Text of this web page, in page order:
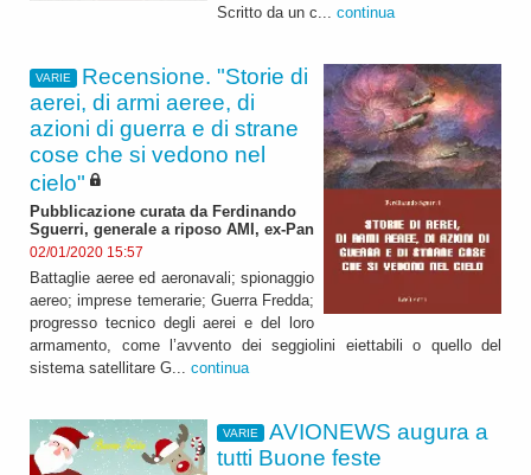
Scritto da un c... continua
VARIE
Recensione. "Storie di
aerei, di armi aeree, di
azioni di guerra e di strane
cose che si vedono nel
cielo"
Pubblicazione curata da Ferdinando
Sguerri, generale a riposo AMI, ex-Pan
02/01/2020 15:57
Battaglie aeree ed aeronavali; spionaggio
aereo; imprese temerarie; Guerra Fredda;
progresso tecnico degli aerei e del loro
armamento, come l’avvento dei seggiolini eiettabili o quello del
sistema satellitare G... continua
VARIE
AVIONEWS augura a
tutti Buone feste